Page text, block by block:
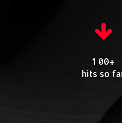
1 00+
hits so